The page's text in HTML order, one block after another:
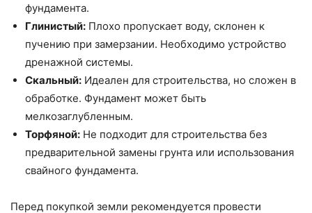
фундамента.
Глинистый: Плохо пропускает воду, склонен к
пучению при замерзании. Необходимо устройство
дренажной системы.
Скальный: Идеален для строительства, но сложен в
обработке. Фундамент может быть
мелкозаглубленным.
Торфяной: Не подходит для строительства без
предварительной замены грунта или использования
свайного фундамента.
Перед покупкой земли рекомендуется провести